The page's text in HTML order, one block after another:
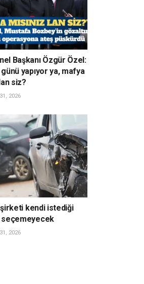
Başkanı Özgür Özel:
yapıyor ya, mafya
lan siz?
2026
kendi istediği
2026